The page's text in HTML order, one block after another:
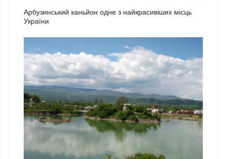
Арбузинський каньйон одне з найкрасивіших місць
України